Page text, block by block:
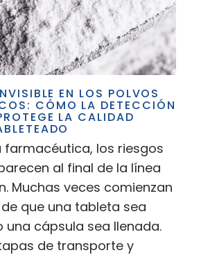
EN LOS POLVOS
CÓMO LA DETECCIÓN
LA CALIDAD
farmacéutica, los riesgos
al final de la línea
Muchas veces comienzan
que una tableta sea
cápsula sea llenada.
de transporte y